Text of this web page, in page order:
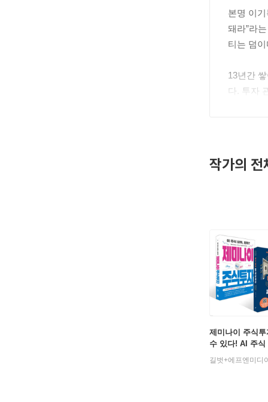
본명 이
돼라”라
티는 덤
13년간
다. 투자
작가의 전
제미나이 주식
수 있다! AI 주식
길벗+에프엔미디